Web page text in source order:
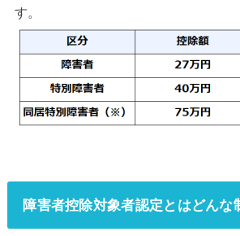
す。
障害者控除対象者認定とはどんな